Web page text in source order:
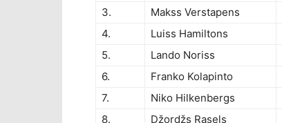
3.
Makss Verstapens
4.
Luiss Hamiltons
5.
Lando Noriss
6.
Franko Kolapinto
7.
Niko Hilkenbergs
8.
Džordžs Rasels